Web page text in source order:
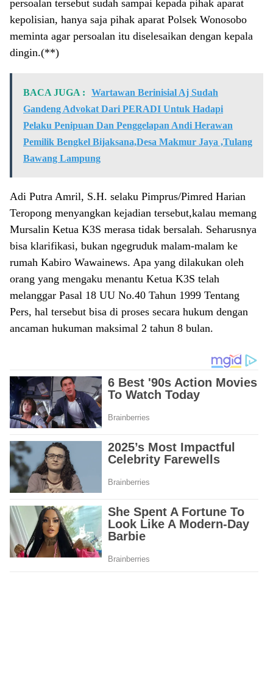
persoalan tersebut sudah sampai kepada pihak aparat
kepolisian, hanya saja pihak aparat Polsek Wonosobo
meminta agar persoalan itu diselesaikan dengan kepala
dingin.(**)
BACA JUGA :
Wartawan Berinisial Aj Sudah
Gandeng Advokat Dari PERADI Untuk Hadapi
Pelaku Penipuan Dan Penggelapan Andi Herawan
Pemilik Bengkel Bijaksana,Desa Makmur Jaya ,Tulang
Bawang Lampung
Adi Putra Amril, S.H. selaku Pimprus/Pimred Harian
Teropong menyangkan kejadian tersebut,kalau memang
Mursalin Ketua K3S merasa tidak bersalah. Seharusnya
bisa klarifikasi, bukan ngegruduk malam-malam ke
rumah Kabiro Wawainews. Apa yang dilakukan oleh
orang yang mengaku menantu Ketua K3S telah
melanggar Pasal 18 UU No.40 Tahun 1999 Tentang
Pers, hal tersebut bisa di proses secara hukum dengan
ancaman hukuman maksimal 2 tahun 8 bulan.